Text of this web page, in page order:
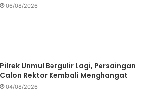
06/08/2026
Pilrek Unmul Bergulir Lagi, Persaingan
Calon Rektor Kembali Menghangat
04/08/2026